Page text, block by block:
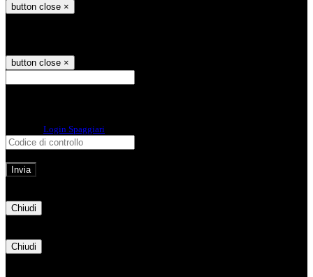
button close ×
button close ×
Login Spaggiari
Chiudi
Chiudi